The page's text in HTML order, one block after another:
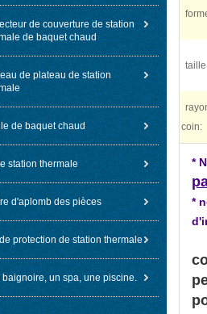
de couverture de station
de baquet chaud
de plateau de station
de baquet chaud
station thermale
d'aplomb des pièces
protection de station thermale
baignoire, un spa, une piscine.
coin:
*
*